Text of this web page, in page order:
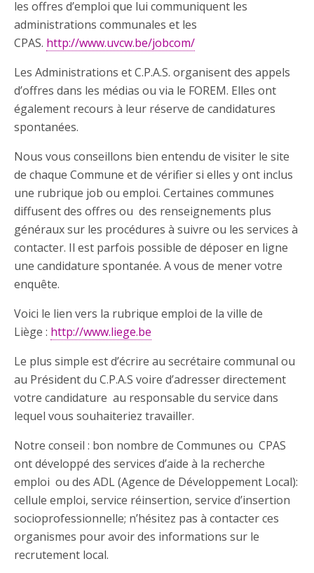
les offres d’emploi que lui communiquent les
administrations communales et les
CPAS. http://www.uvcw.be/jobcom/
Les Administrations et C.P.A.S. organisent des appels
d’offres dans les médias ou via le FOREM. Elles ont
également recours à leur réserve de candidatures
spontanées.
Nous vous conseillons bien entendu de visiter le site
de chaque Commune et de vérifier si elles y ont inclus
une rubrique job ou emploi. Certaines communes
diffusent des offres ou des renseignements plus
généraux sur les procédures à suivre ou les services à
contacter. Il est parfois possible de déposer en ligne
une candidature spontanée. A vous de mener votre
enquête.
Voici le lien vers la rubrique emploi de la ville de
Liège : http://www.liege.be
Le plus simple est d’écrire au secrétaire communal ou
au Président du C.P.A.S voire d’adresser directement
votre candidature au responsable du service dans
lequel vous souhaiteriez travailler.
Notre conseil : bon nombre de Communes ou CPAS
ont développé des services d’aide à la recherche
emploi ou des ADL (Agence de Développement Local):
cellule emploi, service réinsertion, service d’insertion
socioprofessionnelle; n’hésitez pas à contacter ces
organismes pour avoir des informations sur le
recrutement local.